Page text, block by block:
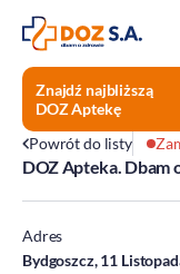
O
Znajdź najbliższą
DOZ Aptekę
Powrót do listy
DOZ Apteka. Dbam
Adres
Bydgoszcz, 11